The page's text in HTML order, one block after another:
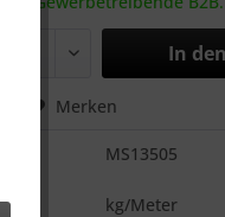
In den
Merken
MS13505
kg/Meter